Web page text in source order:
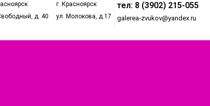
д. 40
г. Красноярск
ул. Молокова, д.17
тел: 8 (3902) 215-055
galerea-zvukov@yandex.ru